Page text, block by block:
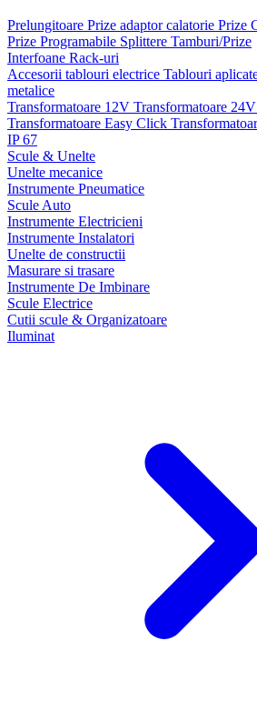
Prelungitoare Prize adaptor calatorie Prize
Prize Programabile Splittere Tamburi/Prize
Interfoane Rack-uri
Accesorii tablouri electrice Tablouri
metalice
Transformatoare 12V Transformatoare 24V
Transformatoare Easy Click
IP 67
Scule & Unelte
Unelte mecanice
Instrumente Pneumatice
Scule Auto
Instrumente Electricieni
Instrumente Instalatori
Unelte de constructii
Masurare si trasare
Instrumente De Imbinare
Scule Electrice
Cutii scule & Organizatoare
Iluminat